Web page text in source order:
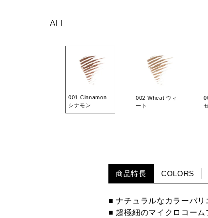
ALL
001 Cinnamon
シナモン
002 Wheat ウィ
ート
商品特長 COLORS
■ ナチュラルなカラーバ
■ 超極細のマイクロコー